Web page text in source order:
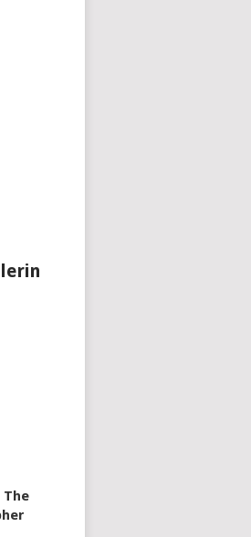
The